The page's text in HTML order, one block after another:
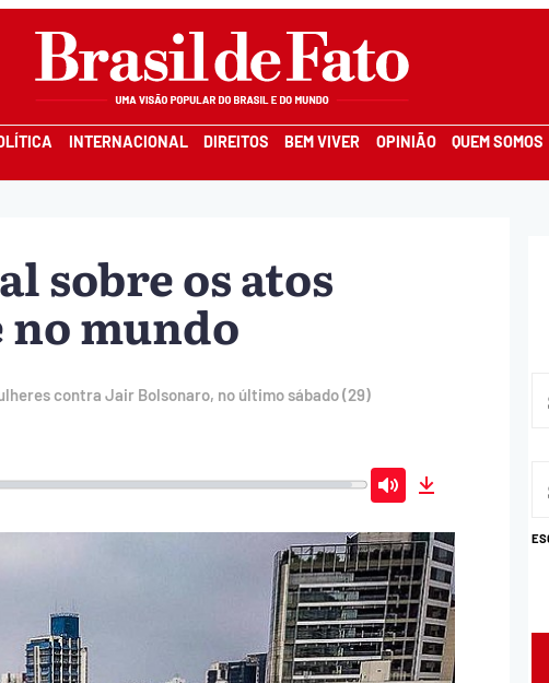
INTERNACIONAL DIREITOS BEM VIVER OPINIÃO QUEM SOMOS
sobre os atos
no mundo
contra Jair Bolsonaro, no último sábado (29)
Mute